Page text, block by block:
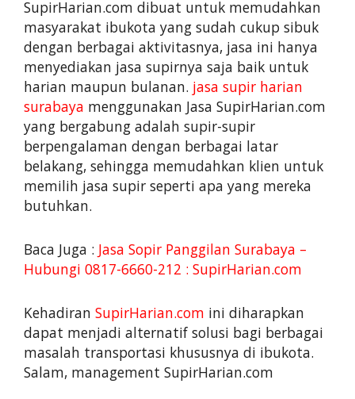
SupirHarian.com dibuat untuk memudahkan
masyarakat ibukota yang sudah cukup sibuk
dengan berbagai aktivitasnya, jasa ini hanya
menyediakan jasa supirnya saja baik untuk
harian maupun bulanan. jasa supir harian
surabaya menggunakan Jasa SupirHarian.com
yang bergabung adalah supir-supir
berpengalaman dengan berbagai latar
belakang, sehingga memudahkan klien untuk
memilih jasa supir seperti apa yang mereka
butuhkan.
Baca Juga : Jasa Sopir Panggilan Surabaya –
Hubungi 0817-6660-212 : SupirHarian.com
Kehadiran SupirHarian.com ini diharapkan
dapat menjadi alternatif solusi bagi berbagai
masalah transportasi khususnya di ibukota.
Salam, management SupirHarian.com